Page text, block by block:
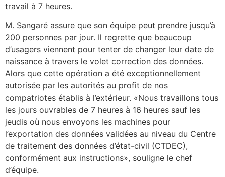
travail à 7 heures.
M. Sangaré assure que son équipe peut prendre jusqu’à
200 personnes par jour. Il regrette que beaucoup
d’usagers viennent pour tenter de changer leur date de
naissance à travers le volet correction des données.
Alors que cette opération a été exceptionnellement
autorisée par les autorités au profit de nos
compatriotes établis à l’extérieur. «Nous travaillons tous
les jours ouvrables de 7 heures à 16 heures sauf les
jeudis où nous envoyons les machines pour
l’exportation des données validées au niveau du Centre
de traitement des données d’état-civil (CTDEC),
conformément aux instructions», souligne le chef
d’équipe.